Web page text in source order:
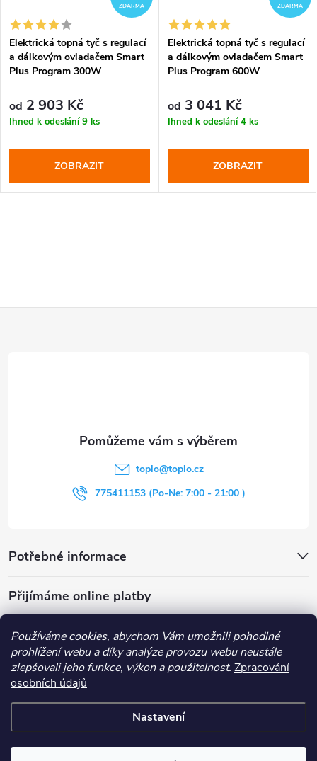
Používáme cookies, abychom Vám umožnili pohodlné
prohlížení webu a díky analýze provozu webu neustále
zlepšovali jeho funkce, výkon a použitelnost. Zpracování
osobních údajů
Nastavení
ZDARMA
Elektrická topná tyč s regulací
a dálkovým ovladačem Smart
Plus Program 300W
od 2 903 Kč
Ihned k odeslání9 ks
ZOBRAZIT
ZDARMA
Elektrická topná tyč s regulací
a dálkovým ovladačem Smart
Plus Program 600W
od 3 041 Kč
Ihned k odeslání4 ks
ZOBRAZIT
Potřebné informace
Přijímáme online platby
toplo@toplo.cz
775411153 (Po-Ne: 7:00 - 21:00 )
Obchodní podmínky Průvodce nákupem
Kontakt
Copyright 2026Toplo. Všechna práva vyhrazena.